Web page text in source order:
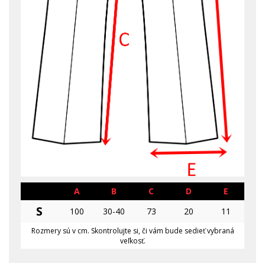
A B C D E
S 100 30-40 73 20 11
Rozmery sú v cm. Skontrolujte si, či vám bude sedieť vybraná
veľkosť.